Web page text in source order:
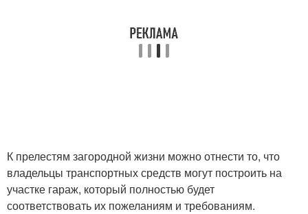
К прелестям загородной жизни можно отнести то, что
владельцы транспортных средств могут построить на
участке гараж, который полностью будет
соответствовать их пожеланиям и требованиям.